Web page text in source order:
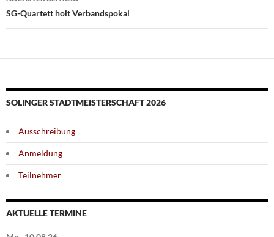
SG-Quartett holt Verbandspokal
SOLINGER STADTMEISTERSCHAFT 2026
Ausschreibung
Anmeldung
Teilnehmer
AKTUELLE TERMINE